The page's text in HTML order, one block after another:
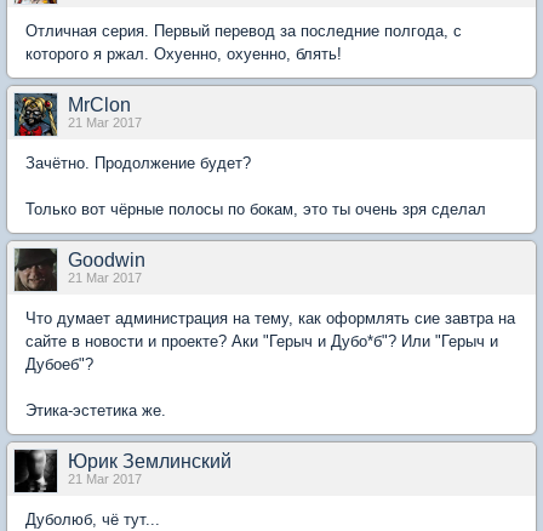
Отличная серия. Первый перевод за последние полгода, с
которого я ржал. Охуенно, охуенно, блять!
MrClon
21 Mar 2017
Зачётно. Продолжение будет?
Только вот чёрные полосы по бокам, это ты очень зря сделал
Goodwin
21 Mar 2017
Что думает администрация на тему, как оформлять сие завтра на
сайте в новости и проекте? Аки "Герыч и Дубо*б"? Или "Герыч и
Дубоеб"?
Этика-эстетика же.
Юрик Землинский
21 Mar 2017
Дуболюб, чё тут...